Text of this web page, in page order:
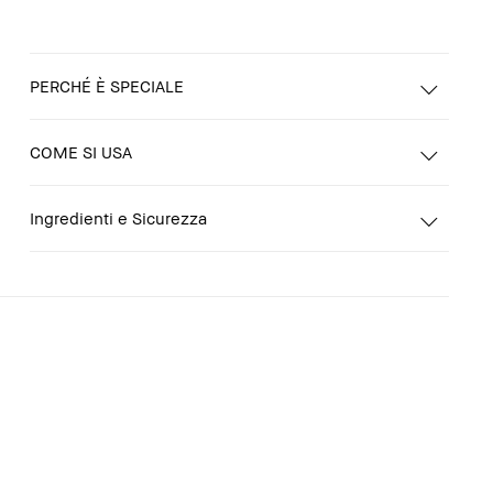
PERCHÉ È SPECIALE
COME SI USA
Ingredienti e Sicurezza